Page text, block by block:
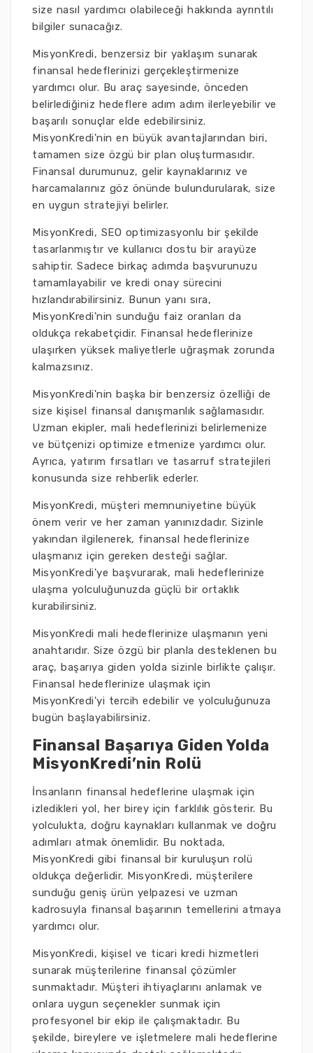
size nasıl yardımcı olabileceği hakkında ayrıntılı
bilgiler sunacağız.
MisyonKredi, benzersiz bir yaklaşım sunarak
finansal hedeflerinizi gerçekleştirmenize
yardımcı olur. Bu araç sayesinde, önceden
belirlediğiniz hedeflere adım adım ilerleyebilir ve
başarılı sonuçlar elde edebilirsiniz.
MisyonKredi'nin en büyük avantajlarından biri,
tamamen size özgü bir plan oluşturmasıdır.
Finansal durumunuz, gelir kaynaklarınız ve
harcamalarınız göz önünde bulundurularak, size
en uygun stratejiyi belirler.
MisyonKredi, SEO optimizasyonlu bir şekilde
tasarlanmıştır ve kullanıcı dostu bir arayüze
sahiptir. Sadece birkaç adımda başvurunuzu
tamamlayabilir ve kredi onay sürecini
hızlandırabilirsiniz. Bunun yanı sıra,
MisyonKredi'nin sunduğu faiz oranları da
oldukça rekabetçidir. Finansal hedeflerinize
ulaşırken yüksek maliyetlerle uğraşmak zorunda
kalmazsınız.
MisyonKredi'nin başka bir benzersiz özelliği de
size kişisel finansal danışmanlık sağlamasıdır.
Uzman ekipler, mali hedeflerinizi belirlemenize
ve bütçenizi optimize etmenize yardımcı olur.
Ayrıca, yatırım fırsatları ve tasarruf stratejileri
konusunda size rehberlik ederler.
MisyonKredi, müşteri memnuniyetine büyük
önem verir ve her zaman yanınızdadır. Sizinle
yakından ilgilenerek, finansal hedeflerinize
ulaşmanız için gereken desteği sağlar.
MisyonKredi'ye başvurarak, mali hedeflerinize
ulaşma yolculuğunuzda güçlü bir ortaklık
kurabilirsiniz.
MisyonKredi mali hedeflerinize ulaşmanın yeni
anahtarıdır. Size özgü bir planla desteklenen bu
araç, başarıya giden yolda sizinle birlikte çalışır.
Finansal hedeflerinize ulaşmak için
MisyonKredi'yi tercih edebilir ve yolculuğunuza
bugün başlayabilirsiniz.
Finansal Başarıya Giden Yolda
MisyonKredi’nin Rolü
İnsanların finansal hedeflerine ulaşmak için
izledikleri yol, her birey için farklılık gösterir. Bu
yolculukta, doğru kaynakları kullanmak ve doğru
adımları atmak önemlidir. Bu noktada,
MisyonKredi gibi finansal bir kuruluşun rolü
oldukça değerlidir. MisyonKredi, müşterilere
sunduğu geniş ürün yelpazesi ve uzman
kadrosuyla finansal başarının temellerini atmaya
yardımcı olur.
MisyonKredi, kişisel ve ticari kredi hizmetleri
sunarak müşterilerine finansal çözümler
sunmaktadır. Müşteri ihtiyaçlarını anlamak ve
onlara uygun seçenekler sunmak için
profesyonel bir ekip ile çalışmaktadır. Bu
şekilde, bireylere ve işletmelere mali hedeflerine